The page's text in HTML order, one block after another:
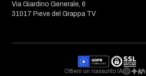
Via Giardino Generale, 6
31017 Pieve del Grappa TV
Ottieni un riassunto IA